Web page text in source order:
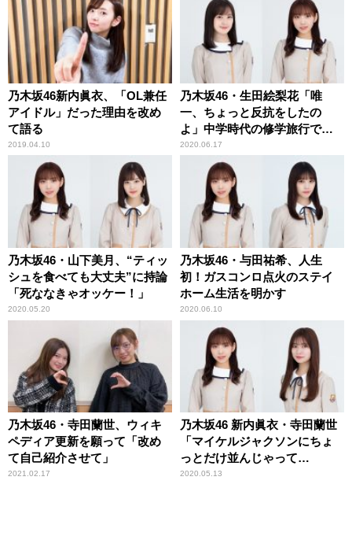
乃木坂46新内眞衣、「OL兼任
アイドル」だった理由を改め
て語る
2019.04.10
乃木坂46・生田絵梨花「唯
一、ちょっと反抗をしたの
よ」中学時代の修学旅行で
の“サボり”を告白
2020.06.17
乃木坂46・山下美月、“ティッ
シュを食べても大丈夫”に持論
「死ななきゃオッケー！」
2020.05.20
乃木坂46・与田祐希、人生
初！ガスコンロ点火のステイ
ホーム生活を明かす
2020.06.10
乃木坂46・寺田蘭世、ウィキ
ペディア更新を願って「改め
て自己紹介させて」
2021.02.17
乃木坂46 新内眞衣・寺田蘭世
「マイケルジャクソンにちょ
っとだけ並んじゃって
る……」～初ドームを振り返
2020.05.13